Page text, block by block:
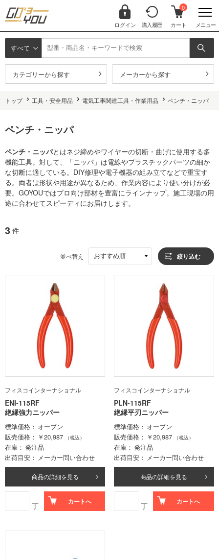
ログイン 購入履歴
0
カート メニュー
すべて
カテゴリーから探す メーカーから探す
トップ 工具・安全用品 電気工事関連工具・作業用品 ペンチ・ニッパ
ペンチ・ニッパ
ペンチ・ニッパとはネジ締めやワイヤーの切断・曲げに使用する多
機能工具。対して、「ニッパ」は電線やプラスチックパーツの細か
な切断に適している。DIY修理や電子機器の組み立てなどで重宝す
る。両者は形状や用途が異なるため、作業内容により使い分けが必
要。GOYOUではプロ向け部材を豊富にラインナップ。施工現場の用
途に合わせてスピーディにお届けします。
3 件
並べ替え おすすめ順 絞り込む
フィスコインターナショナル
ENI-115RF
絶縁強力ニッパー
標準価格
オープン
販売価格
￥20,987 （税込）
在庫
発注品
出荷目安
メーカー問い合わせ
商品の詳細を見る
丁 カートへ
フィスコインターナショナル
PLN-115RF
絶縁平刃ニッパー
標準価格
オープン
販売価格
￥20,987 （税込）
在庫
発注品
出荷目安
メーカー問い合わせ
商品の詳細を見る
丁 カートへ